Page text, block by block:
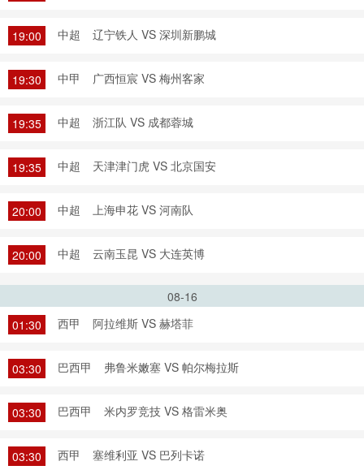
19:00 中超 辽宁铁人 VS 深圳新鹏城
19:30 中甲 广西恒宸 VS 梅州客家
19:35 中超 浙江队 VS 成都蓉城
19:35 中超 天津津门虎 VS 北京国安
20:00 中超 上海申花 VS 河南队
20:00 中超 云南玉昆 VS 大连英博
08-16
01:30
西甲 阿拉维斯 VS 赫塔菲
03:30 巴西甲 弗鲁米嫩塞 VS 帕尔梅拉斯
03:30 巴西甲 米内罗竞技 VS 格雷米奥
03:30 西甲 塞维利亚 VS 巴列卡诺